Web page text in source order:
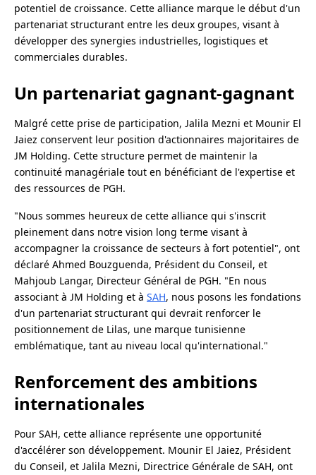
potentiel de croissance. Cette alliance marque le début d'un
partenariat structurant entre les deux groupes, visant à
développer des synergies industrielles, logistiques et
commerciales durables.
Un partenariat gagnant-gagnant
Malgré cette prise de participation, Jalila Mezni et Mounir El
Jaiez conservent leur position d'actionnaires majoritaires de
JM Holding. Cette structure permet de maintenir la
continuité managériale tout en bénéficiant de l'expertise et
des ressources de PGH.
"Nous sommes heureux de cette alliance qui s'inscrit
pleinement dans notre vision long terme visant à
accompagner la croissance de secteurs à fort potentiel", ont
déclaré Ahmed Bouzguenda, Président du Conseil, et
Mahjoub Langar, Directeur Général de PGH. "En nous
associant à JM Holding et à SAH, nous posons les fondations
d'un partenariat structurant qui devrait renforcer le
positionnement de Lilas, une marque tunisienne
emblématique, tant au niveau local qu'international."
Renforcement des ambitions
internationales
Pour SAH, cette alliance représente une opportunité
d'accélérer son développement. Mounir El Jaiez, Président
du Conseil, et Jalila Mezni, Directrice Générale de SAH, ont